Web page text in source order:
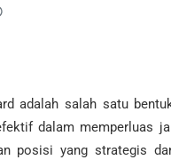
adalah salah satu
dalam memperluas
posisi yang strategis